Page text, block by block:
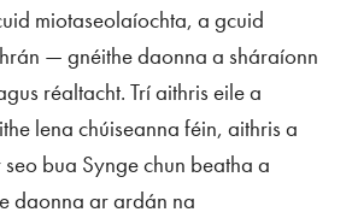
miotaseolaíochta, a gcuid
— gnéithe daonna a sháraíonn
réaltacht. Trí aithris eile a
lena chúiseanna féin, aithris a
bua Synge chun beatha a
daonna ar ardán na